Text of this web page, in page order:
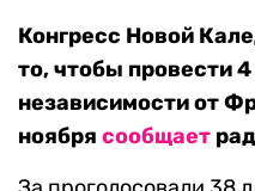
Конгресс Новой
то, чтобы провести
независимости от
ноября сообщает